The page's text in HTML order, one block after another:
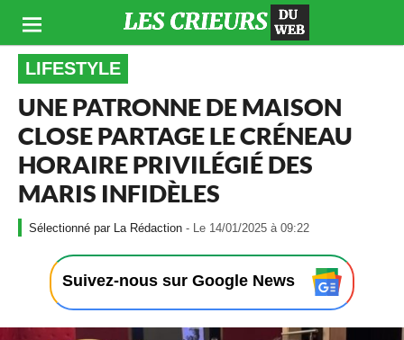
LIFESTYLE
UNE PATRONNE DE MAISON
CLOSE PARTAGE LE CRÉNEAU
HORAIRE PRIVILÉGIÉ DES
MARIS INFIDÈLES
La Rédaction - Le 14/01/2025 à 09:22
1
4
/
0
Suivez-nous sur Google News